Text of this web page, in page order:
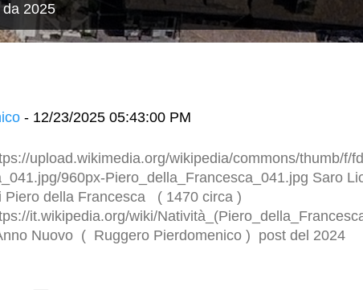
2025
- 12/23/2025 05:43:00 PM
upload.wikimedia.org/wikipedia/commons/thumb/f/
960px-Piero_della_Francesca_041.jpg Saro
Piero della Francesca ( 1470 circa )
it.wikipedia.org/wiki/
Nuovo ( Ruggero Pierdomenico ) post del 2024